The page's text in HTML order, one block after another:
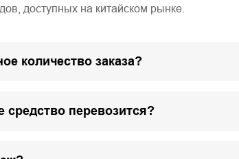
доступных на китайском рынке.
количество заказа?
средство перевозится?